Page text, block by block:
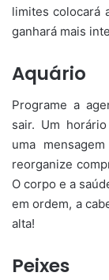
limites colocará
ganhará mais
Aquário
Programe a
sair. Um
uma
reorganize
O corpo e a
em ordem, a
alta!
Peixes